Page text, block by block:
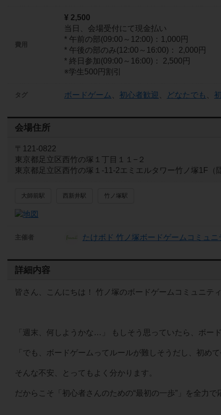
費用
¥ 2,500
当日、会場受付にて現金払い
* 午前の部(09:00～12:00)：1,000円
* 午後の部のみ(12:00～16:00)： 2,000円
* 終日参加(09:00～16:00)： 2,500円
※学生500円割引
タグ ボードゲーム 初心者歓迎 どなたでも
会場住所
〒121-0822
東京都足立区西竹の塚１丁目１１−２
東京都足立区西竹の塚１-11-2エミエルタワー竹ノ塚1F
大師前駅 西新井駅 竹ノ塚駅
主催者 たけボド 竹ノ塚ボードゲームコミュニ
詳細内容
皆さん、こんにちは！ 竹ノ塚のボードゲームコミュニテ
「週末、何しようかな…」 もしそう思っていたら、ボー
「でも、ボードゲームってルールが難しそうだし、初
そんな不安、とってもよく分かります。
だからこそ「初心者さんのための“最初の一歩”」を全力